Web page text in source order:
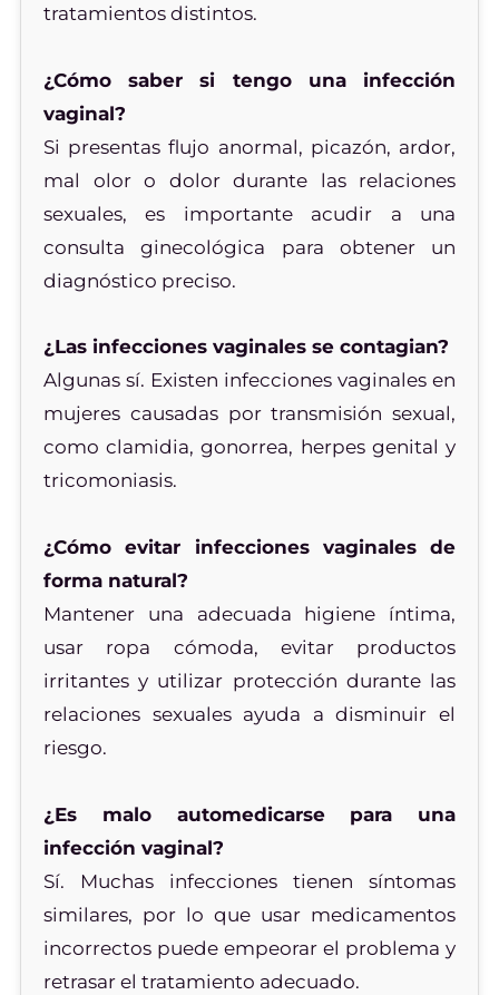
tratamientos distintos.
¿Cómo saber si tengo una infección
vaginal?
Si presentas flujo anormal, picazón, ardor,
mal olor o dolor durante las relaciones
sexuales, es importante acudir a una
consulta ginecológica para obtener un
diagnóstico preciso.
¿Las infecciones vaginales se contagian?
Algunas sí. Existen infecciones vaginales en
mujeres causadas por transmisión sexual,
como clamidia, gonorrea, herpes genital y
tricomoniasis.
¿Cómo evitar infecciones vaginales de
forma natural?
Mantener una adecuada higiene íntima,
usar ropa cómoda, evitar productos
irritantes y utilizar protección durante las
relaciones sexuales ayuda a disminuir el
riesgo.
¿Es malo automedicarse para una
infección vaginal?
Sí. Muchas infecciones tienen síntomas
similares, por lo que usar medicamentos
incorrectos puede empeorar el problema y
retrasar el tratamiento adecuado.